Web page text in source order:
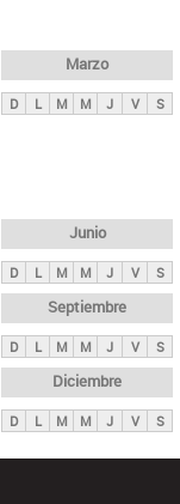
Marzo
D L M M J V S
Junio
D L M M J V S
Septiembre
D L M M J V S
Diciembre
D L M M J V S